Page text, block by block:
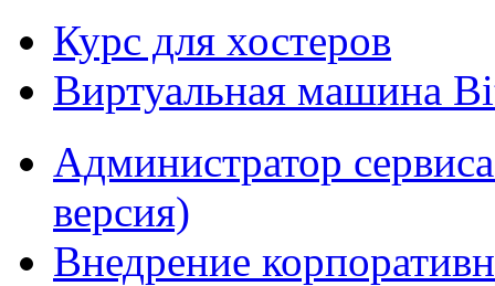
Курс для хостеров
Виртуальная машина
Администратор
версия)
Внедрение